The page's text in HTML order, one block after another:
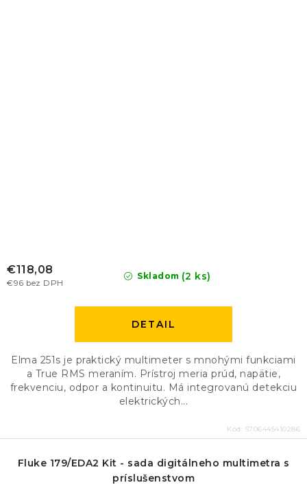
Skladom (2 ks)
€96 bez DPH
€118,08
DETAIL
Elma 251s je praktický multimeter s mnohými funkciami
a True RMS meraním. Prístroj meria prúd, napätie,
frekvenciu, odpor a kontinuitu. Má integrovanú detekciu
elektrických...
Kód: 5706445410286
Fluke 179/EDA2 Kit - sada digitálneho multimetra s
príslušenstvom